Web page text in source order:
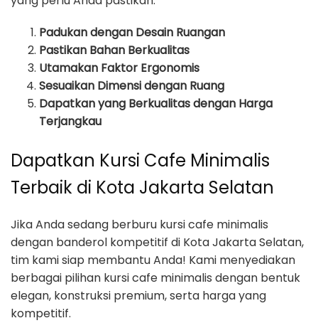
Padukan dengan Desain Ruangan
Pastikan Bahan Berkualitas
Utamakan Faktor Ergonomis
Sesuaikan Dimensi dengan Ruang
Dapatkan yang Berkualitas dengan Harga
Terjangkau
Dapatkan Kursi Cafe Minimalis
Terbaik di Kota Jakarta Selatan
Jika Anda sedang berburu kursi cafe minimalis
dengan banderol kompetitif di Kota Jakarta Selatan,
tim kami siap membantu Anda! Kami menyediakan
berbagai pilihan kursi cafe minimalis dengan bentuk
elegan, konstruksi premium, serta harga yang
kompetitif.